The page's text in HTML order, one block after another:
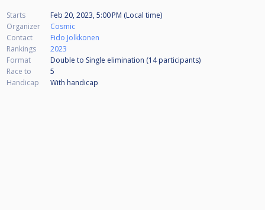
Starts
Feb 20, 2023, 5:00 PM (Local time)
Organizer
Cosmic
Contact
Fido Jolkkonen
Rankings
2023
Format
Double to Single elimination (14participants)
Race to
5
Handicap
With handicap